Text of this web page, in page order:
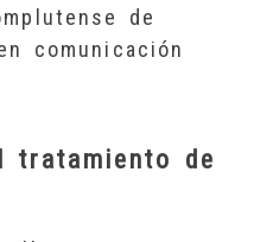
de
comunicación
tratamiento de